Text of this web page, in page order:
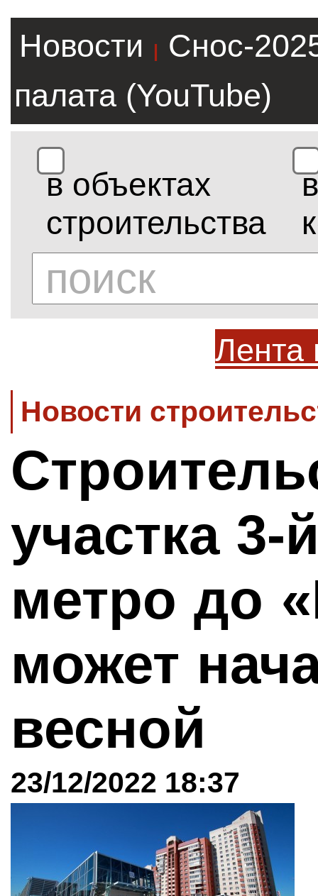
Новости |
Снос-
палата (YouTube)
в объектах
строительства
в
Лента
Новости
участка 3-
метро до
может
весной
23/12/2022 18:37